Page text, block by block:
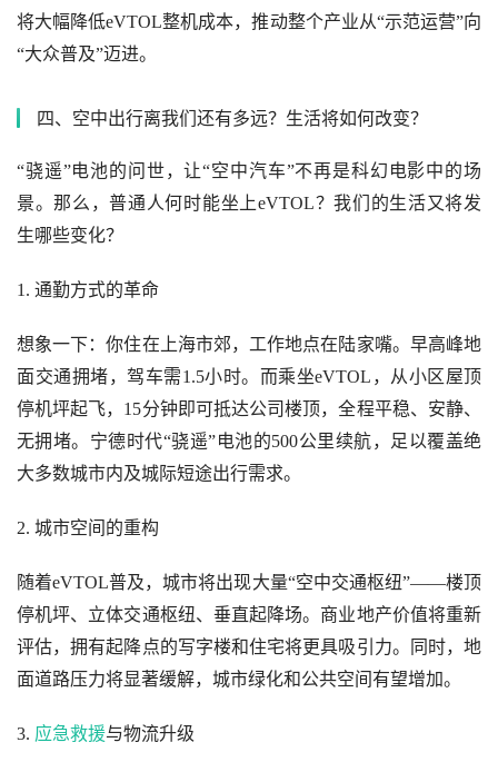
将大幅降低eVTOL整机成本，推动整个产业从“示范运营”向
“大众普及”迈进。
四、空中出行离我们还有多远？生活将如何改变？
“骁遥”电池的问世，让“空中汽车”不再是科幻电影中的场
景。那么，普通人何时能坐上eVTOL？我们的生活又将发
生哪些变化？
1. 通勤方式的革命
想象一下：你住在上海市郊，工作地点在陆家嘴。早高峰地
面交通拥堵，驾车需1.5小时。而乘坐eVTOL，从小区屋顶
停机坪起飞，15分钟即可抵达公司楼顶，全程平稳、安静、
无拥堵。宁德时代“骁遥”电池的500公里续航，足以覆盖绝
大多数城市内及城际短途出行需求。
2. 城市空间的重构
随着eVTOL普及，城市将出现大量“空中交通枢纽”——楼顶
停机坪、立体交通枢纽、垂直起降场。商业地产价值将重新
评估，拥有起降点的写字楼和住宅将更具吸引力。同时，地
面道路压力将显著缓解，城市绿化和公共空间有望增加。
3. 应急救援与物流升级